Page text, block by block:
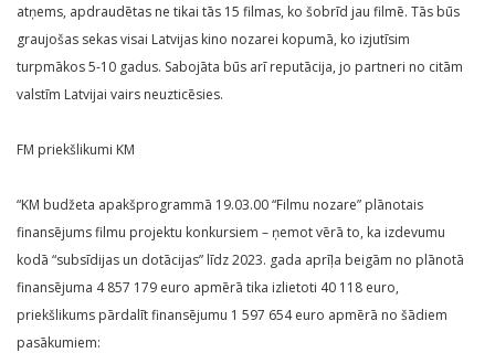
atņems, apdraudētas ne tikai tās 15 filmas, ko šobrīd jau filmē. Tās būs
graujošas sekas visai Latvijas kino nozarei kopumā, ko izjutīsim
turpmākos 5-10 gadus. Sabojāta būs arī reputācija, jo partneri no citām
valstīm Latvijai vairs neuzticēsies.
FM priekšlikumi KM
“KM budžeta apakšprogrammā 19.03.00 “Filmu nozare” plānotais
finansējums filmu projektu konkursiem – ņemot vērā to, ka izdevumu
kodā “subsīdijas un dotācijas” līdz 2023. gada aprīļa beigām no plānotā
finansējuma 4 857 179 euro apmērā tika izlietoti 40 118 euro,
priekšlikums pārdalīt finansējumu 1 597 654 euro apmērā no šādiem
pasākumiem: